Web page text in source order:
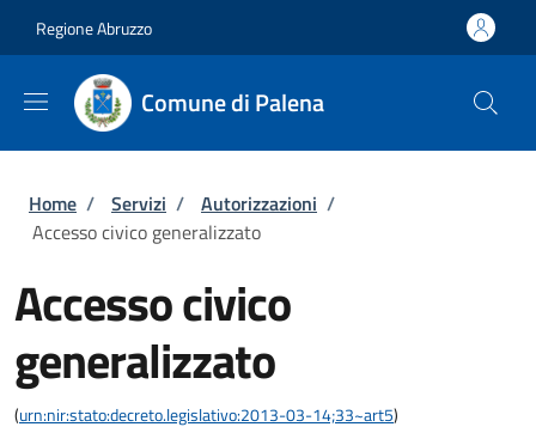
Regione Abruzzo
Comune di Palena
Briciole di pane
Home / Servizi / Autorizzazioni /
Accesso civico generalizzato
Accesso civico
generalizzato
(urn:nir:stato:decreto.legislativo:2013-03-14;33~art5)